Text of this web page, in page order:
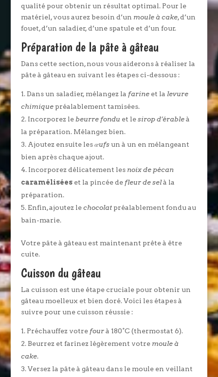
qualité pour obtenir un résultat optimal. Pour le
matériel, vous aurez besoin d’un moule à cake, d’un
fouet, d’un saladier, d’une spatule et d’un four.
Préparation de la pâte à gâteau
Dans cette section, nous vous aiderons à réaliser la
pâte à gâteau en suivant les étapes ci-dessous :
Dans un saladier, mélangez la farineet la levure
chimiquepréalablement tamisées.
Incorporez le beurre fondu et lesirop d’érableà
la préparation. Mélangez bien.
Ajoutez ensuite lesœufsun à un en mélangeant
bien après chaque ajout.
Incorporez délicatement les noix de pécan
caraméliséeset la pincée de fleur de selà la
préparation.
Enfin, ajoutez lechocolatpréalablement fondu au
bain-marie.
Votre pâte à gâteau est maintenant prête à être
cuite.
Cuisson du gâteau
La cuisson est une étape cruciale pour obtenir un
gâteau moelleux et bien doré. Voici les étapes à
suivre pour une cuisson réussie :
Préchauffez votre fourà 180°C (thermostat 6).
Beurrez et farinez légèrement votre moule à
cake.
Versez la pâte à gâteau dans le moule en veillant